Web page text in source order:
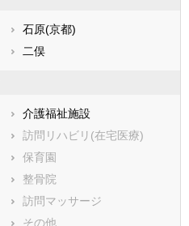
舞鶴市
向日市
八幡市
京丹後市
木津川市
久世郡久御山町
石原(京都)
二俣
介護福祉施設
訪問リハビリ(在宅医療)
保育園
整骨院
訪問マッサージ
その他